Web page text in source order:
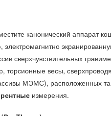
канонический аппарат
электромагнитно
сверхчувствительных
торсионные весы,
МЭМС), расположенных
измерения.